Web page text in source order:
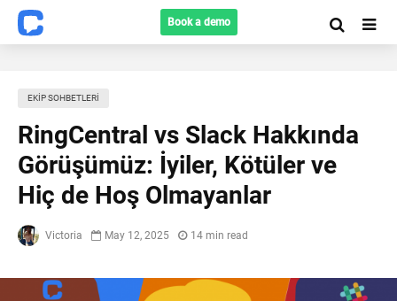
Book a demo
EKIP SOHBETLERI
RingCentral vs Slack Hakkında
Görüşümüz: İyiler, Kötüler ve
Hiç de Hoş Olmayanlar
Victoria May 12, 2025 14 min read